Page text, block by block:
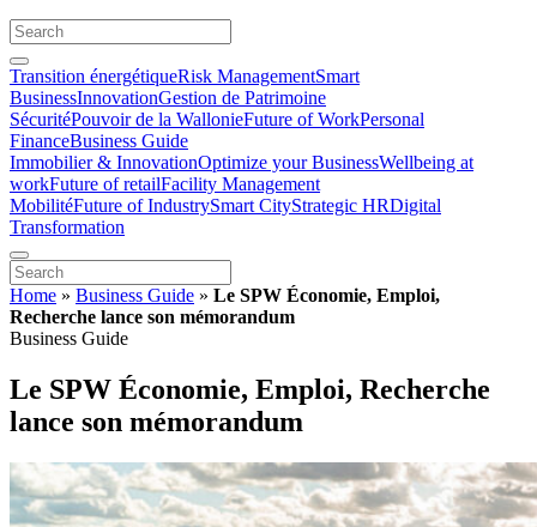
Transition énergétiqueRisk ManagementSmart
BusinessInnovationGestion de Patrimoine
SécuritéPouvoir de la WallonieFuture of WorkPersonal
FinanceBusiness Guide
Immobilier & InnovationOptimize your BusinessWellbeing at
workFuture of retailFacility Management
MobilitéFuture of IndustrySmart CityStrategic HRDigital
Transformation
Home » Business Guide » Le SPW Économie, Emploi,
Recherche lance son mémorandum
Business Guide
Le SPW Économie, Emploi, Recherche
lance son mémorandum